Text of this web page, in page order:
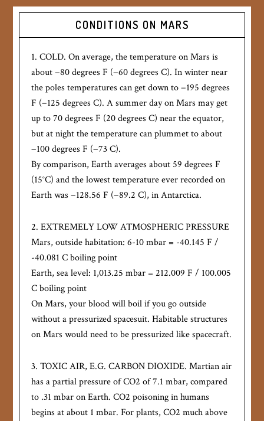
CONDITIONS ON MARS
1. COLD. On average, the temperature on Mars is
about −80 degrees F (−60 degrees C). In winter near
the poles temperatures can get down to −195 degrees
F (−125 degrees C). A summer day on Mars may get
up to 70 degrees F (20 degrees C) near the equator,
but at night the temperature can plummet to about
−100 degrees F (−73 C).
By comparison, Earth averages about 59 degrees F
(15°C) and the lowest temperature ever recorded on
Earth was −128.56 F (−89.2 C), in Antarctica.
2. EXTREMELY LOW ATMOSPHERIC PRESSURE
Mars, outside habitation: 6-10 mbar = -40.145 F /
-40.081 C boiling point
Earth, sea level: 1,013.25 mbar = 212.009 F / 100.005
C boiling point
On Mars, your blood will boil if you go outside
without a pressurized spacesuit. Habitable structures
on Mars would need to be pressurized like spacecraft.
3. TOXIC AIR, E.G. CARBON DIOXIDE. Martian air
has a partial pressure of CO2 of 7.1 mbar, compared
to .31 mbar on Earth. CO2 poisoning in humans
begins at about 1 mbar. For plants, CO2 much above